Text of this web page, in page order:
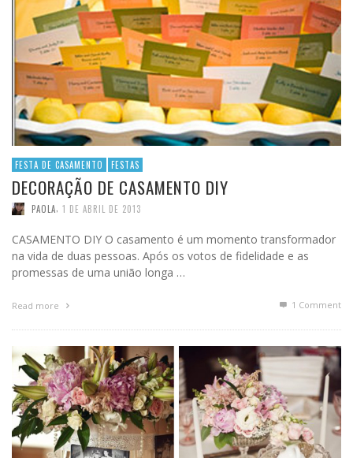
FESTA DE CASAMENTO FESTAS
DECORAÇÃO DE CASAMENTO DIY
PAOLA 1 DE ABRIL DE 2013
CASAMENTO DIY O casamento é um momento transformador
na vida de duas pessoas. Após os votos de fidelidade e as
promessas de uma união longa …
Read more 1 Comment